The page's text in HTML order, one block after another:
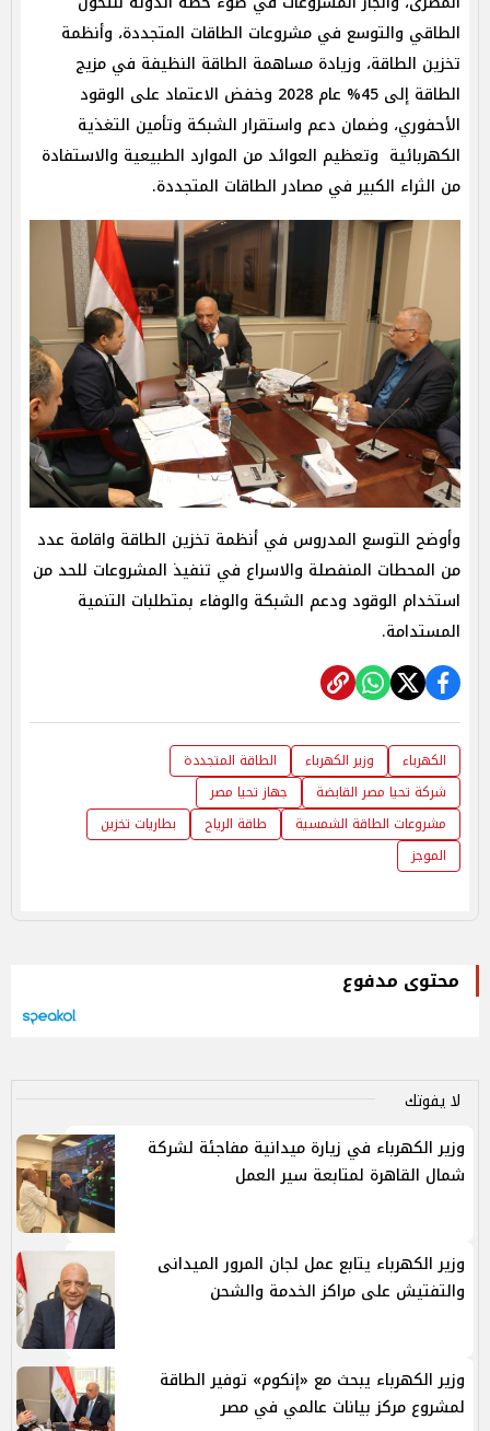
الطاقي والتوسع في مشروعات الطاقات المتجددة، وأنظمة
تخزين الطاقة، وزيادة مساهمة الطاقة النظيفة في مزيج
الطاقة إلى 45% عام 2028 وخفض الاعتماد على الوقود
الأحفوري، وضمان دعم واستقرار الشبكة وتأمين التغذية
الكهربائية وتعظيم العوائد من الموارد الطبيعية والاستفادة
من الثراء الكبير في مصادر الطاقات المتجددة.
وأوضح التوسع المدروس في أنظمة تخزين الطاقة واقامة عدد
من المحطات المنفصلة والاسراع في تنفيذ المشروعات للحد من
استخدام الوقود ودعم الشبكة والوفاء بمتطلبات التنمية
المستدامة.
الكهرباء وزير الكهرباء
الطاقة المتجددة
شركة تحيا مصر القابضة
جهاز تحيا مصر
مشروعات الطاقة الشمسية
طاقة الرياح
بطاريات تخزين
الموجز
محتوى مدفوع
لا يفوتك
وزير الكهرباء في زيارة ميدانية مفاجئة لشركة
شمال القاهرة لمتابعة سير العمل
وزير الكهرباء يتابع عمل لجان المرور الميدانى
والتفتيش على مراكز الخدمة والشحن
وزير الكهرباء يبحث مع «إنكوم» توفير الطاقة
لمشروع مركز بيانات عالمي في مصر